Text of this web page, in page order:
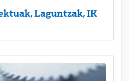
Laguntzak, IK